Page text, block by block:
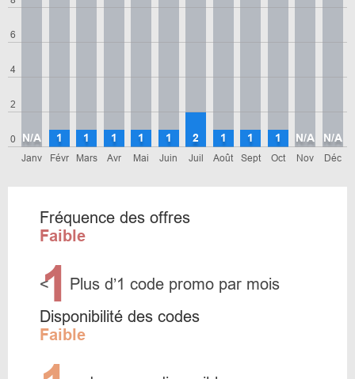
0
2
4
6
Janv
N/A
Févr
1
Mars
1
Avr
1
Mai
1
Juin
1
Juil
2
Août
1
Sept
1
Oct
1
Nov
N/A
Déc
N/A
Fréquence des offres
Faible
<
1 Plus d’1 code promo par mois
Disponibilité des codes
Faible